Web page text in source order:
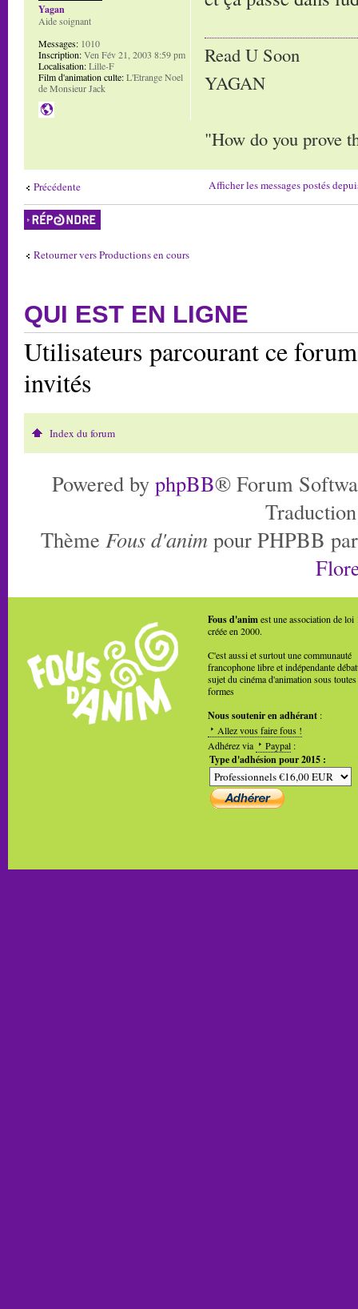
Read U Soon
YAGAN
"How do you prove
Yagan
Aide soignant
Messages: 1010
Inscription:Ven Fév 21, 2003 8:59 pm
Localisation:Lille-F
Film d'animation culte:L'Etrange Noel
de Monsieur Jack
Précédente Afficher les messages postés
Répondre
Retourner vers Productions en cours
QUI EST EN LIGNE
Utilisateurs parcourant ce
invités
Index du forum
Powered by phpBB® Forum
Thème Fous d'anim pour PHPBB
Fous d'animest une association de loi
créée en 2000.
C'est aussi et surtout une communauté
francophone libre et indépendante
sujet du cinéma d'animation sous toutes
formes
Nous soutenir en adhérant :
Allez vous faire fous !
Adhérez via
Paypal :
Type d'adhésion pour 2015 :